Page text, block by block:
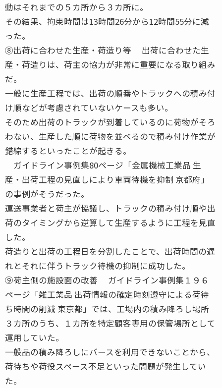
動はそれまでの５カ所から３カ所に。
その結果、拘束時間は13時間26分から12時間55分に減
った。
⑧出荷に合わせた生産・荷造り等 出荷に合わせた生
産・荷造りは、荷主の協力が非常に重要になる取り組み
だ。
一般に生産工程では、出荷の順番やトラックへの積み付
け順などが考慮されていないケースも多い。
そのため出荷のトラックが到着しているのに荷物がそろ
わない、生産した順に荷物を並べるので積み付け作業が
錯綜するといったことが起きる。
ガイドライン事例集80ページ「金属機械工業品 生
産・出荷工程の見直しにより車両待機を抑制 京都府」
の事例がそうだった。
運送事業者と荷主が協議し、トラックの積み付け順や出
荷のタイミングから逆算して生産するように工程を見直
した。
荷造りと出荷の工程日を分割したことで、出荷時間の遅
れとそれに伴うトラック待機の抑制に成功した。
⑨荷主側の施設面の改善 ガイドライン事例集１９６
ページ「雑工業品 出荷情報の確定時刻遵守による荷待
ち時間の削減 東京都」では、工場内の積み降ろし場所
３カ所のうち、１カ所を特定顧客専用の保管場所として
運用していた。
一般品の積み降ろしにバースを利用できないことから、
荷待ちや荷役スペース不足といった問題が発生してい
た。